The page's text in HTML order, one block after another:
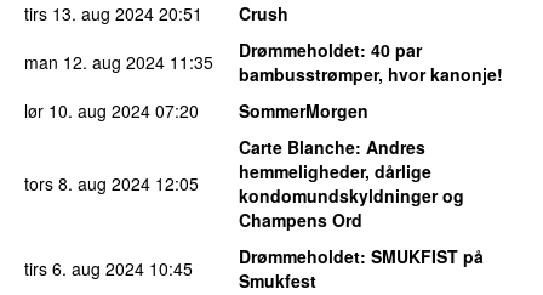
tirs 13. aug 2024 20:51
Crush
man 12. aug 2024 11:35 Drømmeholdet: 40 par
bambusstrømper, hvor kanonje!
lør 10. aug 2024 07:20 SommerMorgen
tors 8. aug 2024 12:05
Carte Blanche: Andres
hemmeligheder, dårlige
kondomundskyldninger og
Champens Ord
tirs 6. aug 2024 10:45 Drømmeholdet: SMUKFIST på
Smukfest